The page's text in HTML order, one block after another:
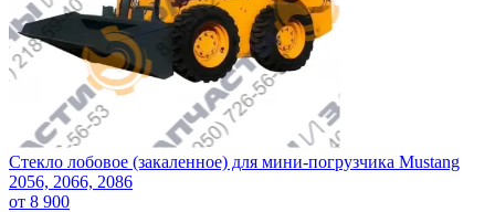
Стекло лобовое (закаленное) для мини-погрузчика Mustang
2056, 2066, 2086
от 8 900